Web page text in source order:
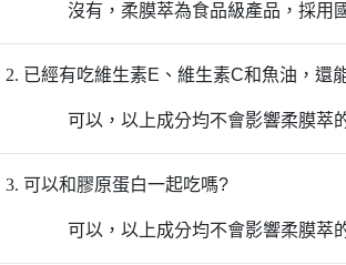
沒有，柔膜萃為食品級產品，採用
已經有吃維生素E、維生素C和魚油，還
可以，以上成分均不會影響柔膜萃
可以和膠原蛋白一起吃嗎?
可以，以上成分均不會影響柔膜萃